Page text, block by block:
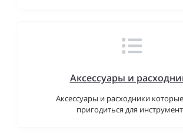
Аксессуары и
Аксессуары и расходники
пригодиться для